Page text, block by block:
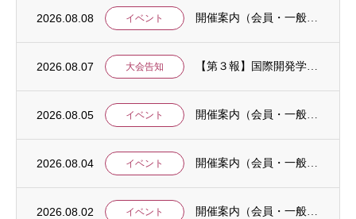
2026.08.08 イベント
2026.08.07 大会告知
2026.08.05 イベント
2026.08.04 イベント
2026.08.02 イベント